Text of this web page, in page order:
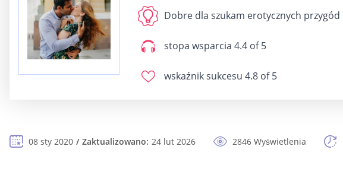
Dobre dla szukam erotycznych przygód
stopa wsparcia 4.4 of 5
wskaźnik sukcesu 4.8 of 5
08 sty 2020 Zaktualizowano: 24 lut 2026 2846 Wyświetlenia